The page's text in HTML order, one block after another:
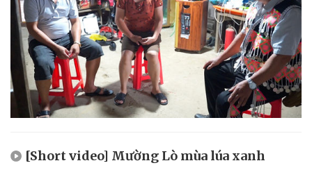
[Short video] Mường Lò mùa lúa xanh